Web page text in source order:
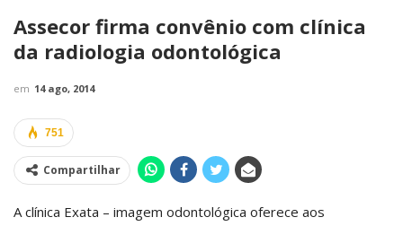
Assecor firma convênio com clínica
da radiologia odontológica
em 14 ago, 2014
751
Compartilhar
A clínica Exata – imagem odontológica oferece aos